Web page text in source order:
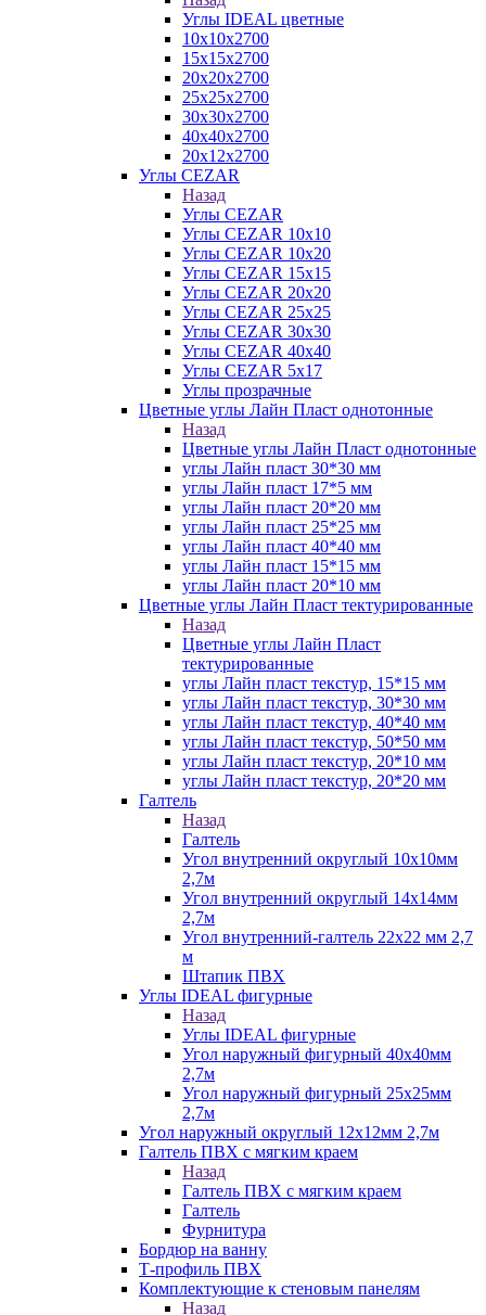
Углы IDEAL цветные
10х10х2700
15х15х2700
20х20х2700
25х25х2700
30х30х2700
40х40х2700
20х12х2700
Углы CEZAR
Назад
Углы CEZAR
Углы CEZAR 10х10
Углы CEZAR 10х20
Углы CEZAR 15х15
Углы CEZAR 20х20
Углы CEZAR 25х25
Углы CEZAR 30х30
Углы CEZAR 40х40
Углы CEZAR 5х17
Углы прозрачные
Цветные углы Лайн Пласт однотонные
Назад
Цветные углы Лайн Пласт однотонные
углы Лайн пласт 30*30 мм
углы Лайн пласт 17*5 мм
углы Лайн пласт 20*20 мм
углы Лайн пласт 25*25 мм
углы Лайн пласт 40*40 мм
углы Лайн пласт 15*15 мм
углы Лайн пласт 20*10 мм
Цветные углы Лайн Пласт тектурированные
Назад
Цветные углы Лайн Пласт
тектурированные
углы Лайн пласт текстур, 15*15 мм
углы Лайн пласт текстур, 30*30 мм
углы Лайн пласт текстур, 40*40 мм
углы Лайн пласт текстур, 50*50 мм
углы Лайн пласт текстур, 20*10 мм
углы Лайн пласт текстур, 20*20 мм
Галтель
Назад
Галтель
Угол внутренний округлый 10х10мм
2,7м
Угол внутренний округлый 14х14мм
2,7м
Угол внутренний-галтель 22х22 мм 2,7
м
Штапик ПВХ
Углы IDEAL фигурные
Назад
Углы IDEAL фигурные
Угол наружный фигурный 40х40мм
2,7м
Угол наружный фигурный 25х25мм
2,7м
Угол наружный округлый 12х12мм 2,7м
Галтель ПВХ с мягким краем
Назад
Галтель ПВХ с мягким краем
Галтель
Фурнитура
Бордюр на ванну
Т-профиль ПВХ
Комплектующие к стеновым панелям
Назад